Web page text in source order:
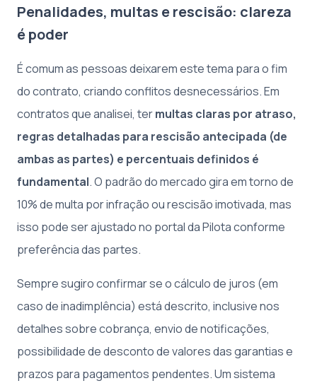
Penalidades, multas e rescisão: clareza
é poder
É comum as pessoas deixarem este tema para o fim
do contrato, criando conflitos desnecessários. Em
contratos que analisei, termultas claras por atraso,
regras detalhadas para rescisão antecipada (de
ambas as partes) e percentuais definidos é
fundamental. O padrão do mercado gira em torno de
10% de multa por infração ou rescisão imotivada, mas
isso pode ser ajustado no portal da Pilota conforme
preferência das partes.
Sempre sugiro confirmar se o cálculo de juros (em
caso de inadimplência) está descrito, inclusive nos
detalhes sobre cobrança, envio de notificações,
possibilidade de desconto de valores das garantias e
prazos para pagamentos pendentes. Um sistema